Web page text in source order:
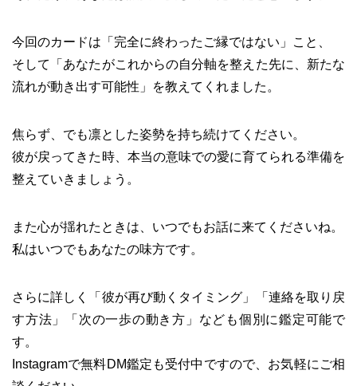
今回のカードは「完全に終わったご縁ではない」こと、
そして「あなたがこれからの自分軸を整えた先に、新たな
流れが動き出す可能性」を教えてくれました。
焦らず、でも凛とした姿勢を持ち続けてください。
彼が戻ってきた時、本当の意味での愛に育てられる準備を
整えていきましょう。
また心が揺れたときは、いつでもお話に来てくださいね。
私はいつでもあなたの味方です。
さらに詳しく「彼が再び動くタイミング」「連絡を取り戻
す方法」「次の一歩の動き方」なども個別に鑑定可能で
す。
Instagramで無料DM鑑定も受付中ですので、お気軽にご相